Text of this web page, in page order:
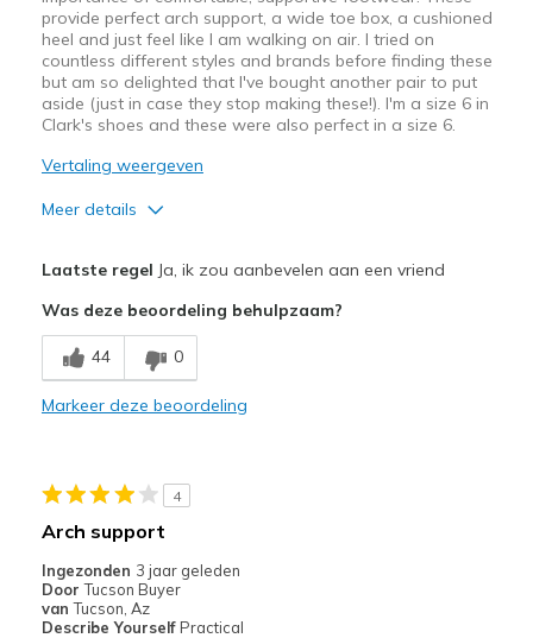
provide perfect arch support, a wide toe box, a cushioned
heel and just feel like I am walking on air. I tried on
countless different styles and brands before finding these
but am so delighted that I've bought another pair to put
aside (just in case they stop making these!). I'm a size 6 in
Clark's shoes and these were also perfect in a size 6.
Vertaling weergeven
Meer details
Comfortable
Stylish
Travel
Width
Feels true to width
Sizing
View On Shoes
Shoes are for Wearing
Laatste regel Ja, ik zou aanbevelen aan een vriend
Was deze beoordeling behulpzaam?
44 0
Markeer deze beoordeling
4
Arch support
Ingezonden 3 jaar geleden
Door Tucson Buyer
van Tucson, Az
Describe Yourself Practical